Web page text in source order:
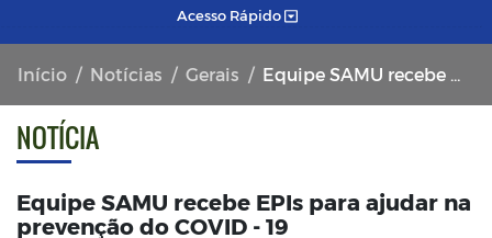
Acesso Rápido
Início Notícias Gerais Equipe SAMU recebe EPIs para ajudar na prevenção do COVID - 19
NOTÍCIA
Equipe SAMU recebe EPIs para ajudar na
prevenção do COVID - 19